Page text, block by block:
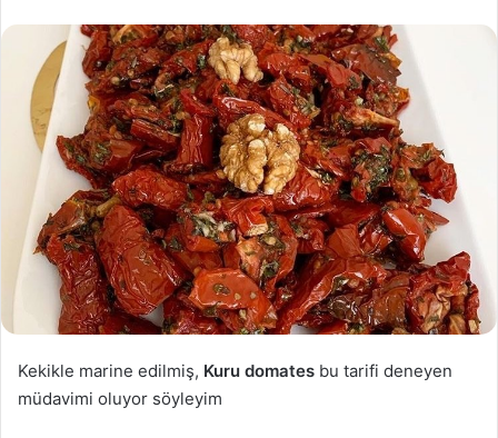
Kekikle marine edilmiş, Kuru domates bu tarifi deneyen
müdavimi oluyor söyleyim